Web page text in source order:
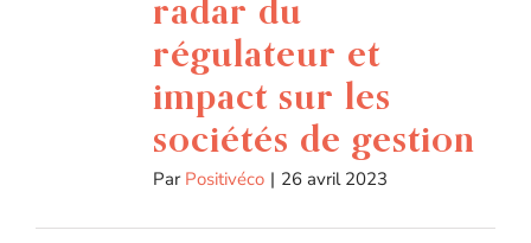
radar du
régulateur et
impact sur les
sociétés de gestion
Par Positivéco | 26 avril 2023